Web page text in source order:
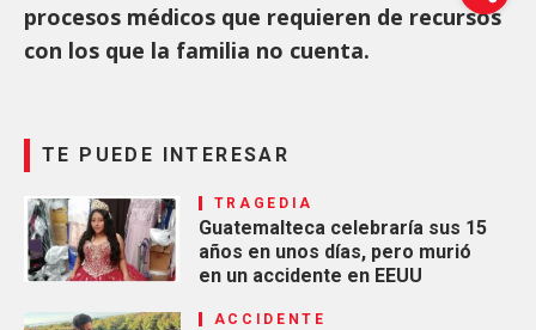
procesos médicos que requieren de recursos
con los que la familia no cuenta.
TE PUEDE INTERESAR
TRAGEDIA
Guatemalteca celebraría sus 15
años en unos días, pero murió
en un accidente en EEUU
ACCIDENTE